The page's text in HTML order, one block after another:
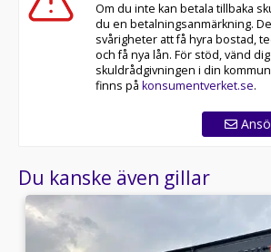
Om du inte kan betala tillbaka
du en betalningsanmärkning.
svårigheter att få hyra bostad,
och få nya lån. För stöd, vänd
skuldrådgivningen i din
finns på konsumentverket.se.
Du kanske även gillar